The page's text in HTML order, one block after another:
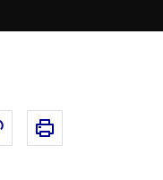
sur Instagram
Copier dans le
Imprimer cette